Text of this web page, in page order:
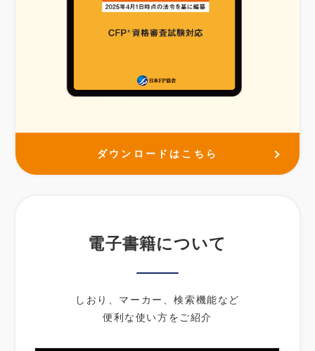
ダウンロードはこちら
電子書籍について
しおり、マーカー、検索機能など
便利な使い方をご紹介